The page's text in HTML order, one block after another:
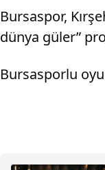
Bursaspor,
dünya güler”
Bursasporlu